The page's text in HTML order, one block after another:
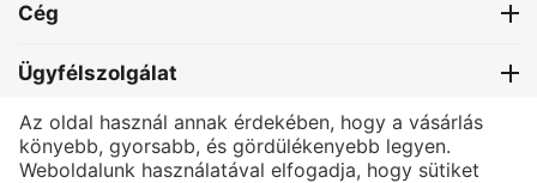
Cég
Ügyfélszolgálat
Kapcsolat
Az oldal használ annak érdekében, hogy a vásárlás
könyebb, gyorsabb, és gördülékenyebb legyen.
Weboldalunk használatával elfogadja, hogy sütiket